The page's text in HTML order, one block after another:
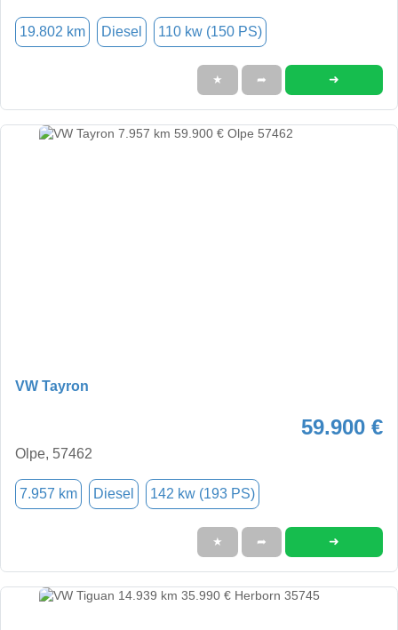
19.802 km Diesel 110 kw (150 PS)
★ ➦ ➜
VW Tayron
59.900 €
Olpe, 57462
7.957 km Diesel 142 kw (193 PS)
★ ➦ ➜